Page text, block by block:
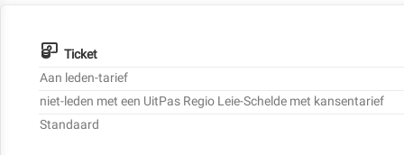
Ticket
Aan leden-tarief
niet-leden met een UitPas Regio Leie-Schelde met kansentarief
Standaard